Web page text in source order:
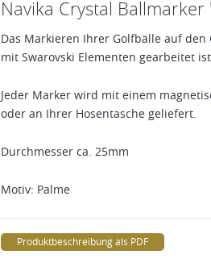
Navika Crystal Ballmarker
Das Markieren Ihrer Golfbälle auf
mit Swarovski Elementen gearbeitet
Jeder Marker wird mit einem
oder an Ihrer Hosentasche geliefert.
Durchmesser ca. 25mm
Motiv: Palme
Produktbeschreibung als PDF